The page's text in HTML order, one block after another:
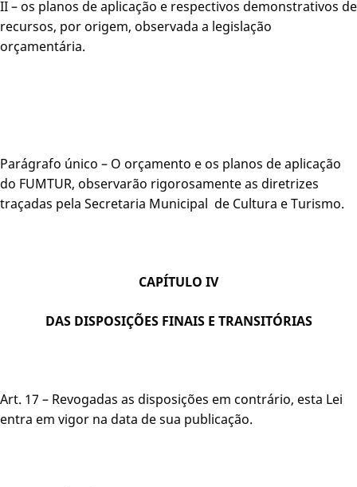
II – os planos de aplicação e respectivos demonstrativos de
recursos, por origem, observada a legislação
orçamentária.
Parágrafo único – O orçamento e os planos de aplicação
do FUMTUR, observarão rigorosamente as diretrizes
traçadas pela Secretaria Municipal de Cultura e Turismo.
CAPÍTULO IV
DAS DISPOSIÇÕES FINAIS E TRANSITÓRIAS
Art. 17 – Revogadas as disposições em contrário, esta Lei
entra em vigor na data de sua publicação.